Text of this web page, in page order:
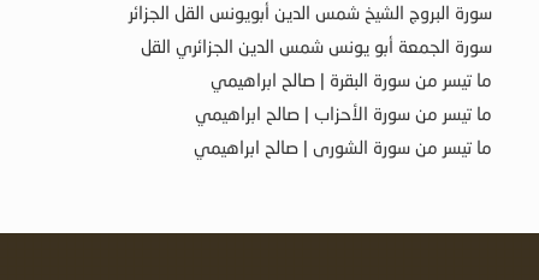
سورة البروج الشيخ شمس الدين أبويونس القل الجزائر
سورة الجمعة أبو يونس شمس الدين الجزائري القل
ما تيسر من سورة البقرة | صالح ابراهيمي
ما تيسر من سورة الأحزاب | صالح ابراهيمي
ما تيسر من سورة الشورى | صالح ابراهيمي